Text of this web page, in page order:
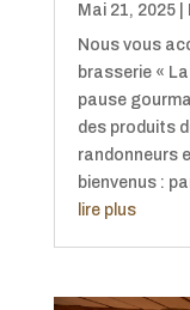
Mai 21, 2025|
Nous vous
brasserie «
pause
des produits
randonneurs
bienvenus :
lire plus